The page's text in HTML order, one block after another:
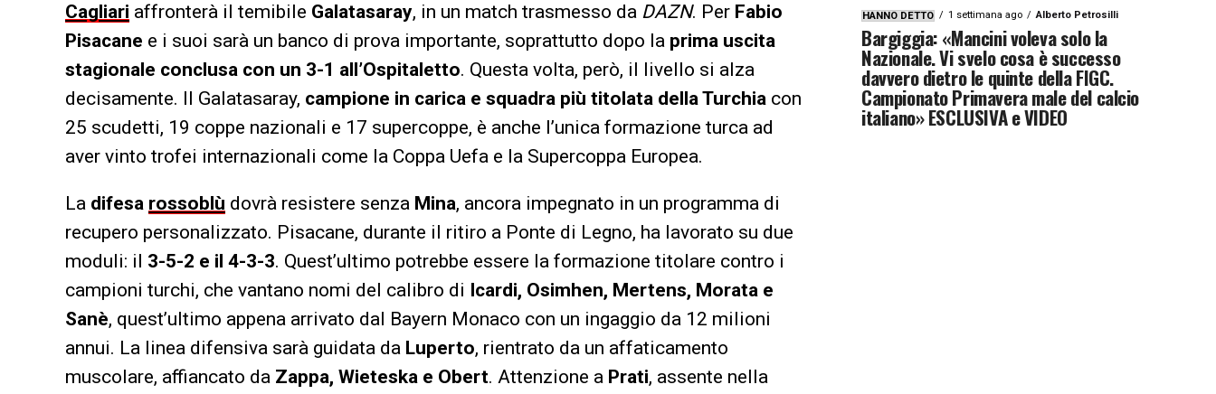
Cagliari affronterà il temibile Galatasaray, in un match trasmesso da DAZN. Per Fabio
Pisacane e i suoi sarà un banco di prova importante, soprattutto dopo la prima uscita
stagionale conclusa con un 3-1 all’Ospitaletto. Questa volta, però, il livello si alza
decisamente. Il Galatasaray, campione in carica e squadra più titolata della Turchia con
25 scudetti, 19 coppe nazionali e 17 supercoppe, è anche l’unica formazione turca ad
aver vinto trofei internazionali come la Coppa Uefa e la Supercoppa Europea.
La difesa rossoblù dovrà resistere senza Mina, ancora impegnato in un programma di
recupero personalizzato. Pisacane, durante il ritiro a Ponte di Legno, ha lavorato su due
moduli: il 3-5-2 e il 4-3-3. Quest’ultimo potrebbe essere la formazione titolare contro i
campioni turchi, che vantano nomi del calibro di Icardi, Osimhen, Mertens, Morata e
Sanè, quest’ultimo appena arrivato dal Bayern Monaco con un ingaggio da 12 milioni
annui. La linea difensiva sarà guidata da Luperto, rientrato da un affaticamento
muscolare, affiancato da Zappa, Wieteska e Obert. Attenzione a Prati, assente nella
HANNO DETTO 1 settimana ago Alberto Petrosilli
Bargiggia: «Mancini voleva solo la
Nazionale. Vi svelo cosa è successo
davvero dietro le quinte della FIGC.
Campionato Primavera male del calcio
italiano» ESCLUSIVA e VIDEO